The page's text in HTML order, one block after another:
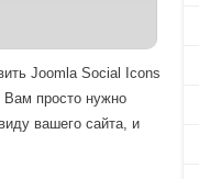
Joomla Social Icons
Вам просто нужно
вашего сайта, и